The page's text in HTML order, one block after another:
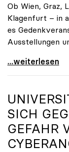
Ob Wien, Graz,
Klagenfurt – in
es
Ausstellungen
uniko-
...weiterlesen
SICH
GEFAHR